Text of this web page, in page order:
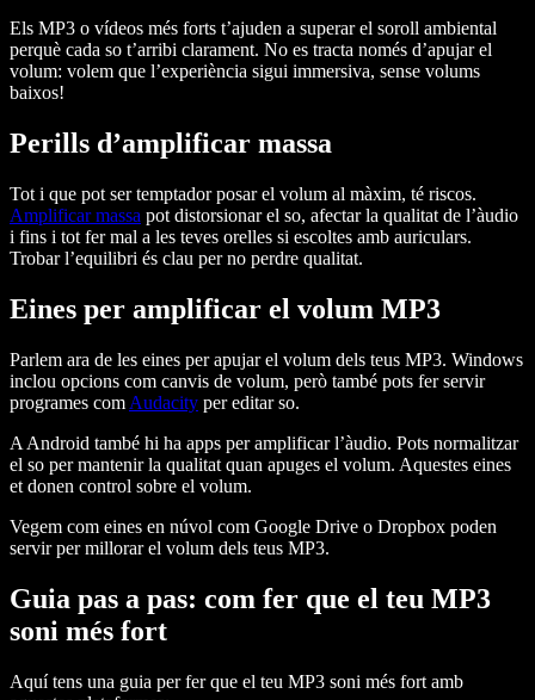
Els MP3 o vídeos més forts t’ajuden a superar el soroll ambiental
perquè cada so t’arribi clarament. No es tracta només d’apujar el
volum: volem que l’experiència sigui immersiva, sense volums
baixos!
Perills d’amplificar massa
Tot i que pot ser temptador posar el volum al màxim, té riscos.
Amplificar massa pot distorsionar el so, afectar la qualitat de l’àudio
i fins i tot fer mal a les teves orelles si escoltes amb auriculars.
Trobar l’equilibri és clau per no perdre qualitat.
Eines per amplificar el volum MP3
Parlem ara de les eines per apujar el volum dels teus MP3. Windows
inclou opcions com canvis de volum, però també pots fer servir
programes com Audacity per editar so.
A Android també hi ha apps per amplificar l’àudio. Pots normalitzar
el so per mantenir la qualitat quan apuges el volum. Aquestes eines
et donen control sobre el volum.
Vegem com eines en núvol com Google Drive o Dropbox poden
servir per millorar el volum dels teus MP3.
Guia pas a pas: com fer que el teu MP3
soni més fort
Aquí tens una guia per fer que el teu MP3 soni més fort amb